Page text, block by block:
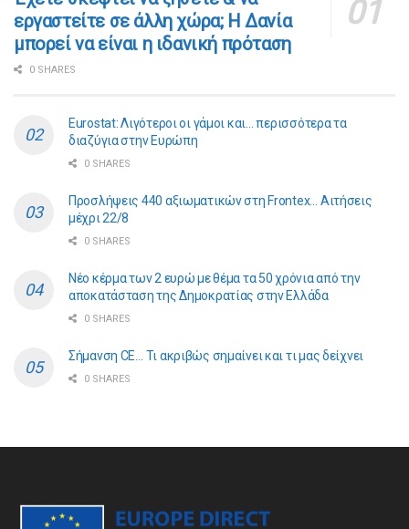
εργαστείτε σε άλλη χώρα; Η Δανία
μπορεί να είναι η ιδανική πρόταση
0 SHARES
Eurostat: Λιγότεροι οι γάμοι και… περισσότερα τα
διαζύγια στην Ευρώπη
0 SHARES
Προσλήψεις 440 αξιωματικών στη Frontex… Αιτήσεις
μέχρι 22/8
0 SHARES
Νέο κέρμα των 2 ευρώ με θέμα τα 50 χρόνια από την
αποκατάσταση της Δημοκρατίας στην Ελλάδα
0 SHARES
Σήμανση CE… Τι ακριβώς σημαίνει και τι μας δείχνει
0 SHARES